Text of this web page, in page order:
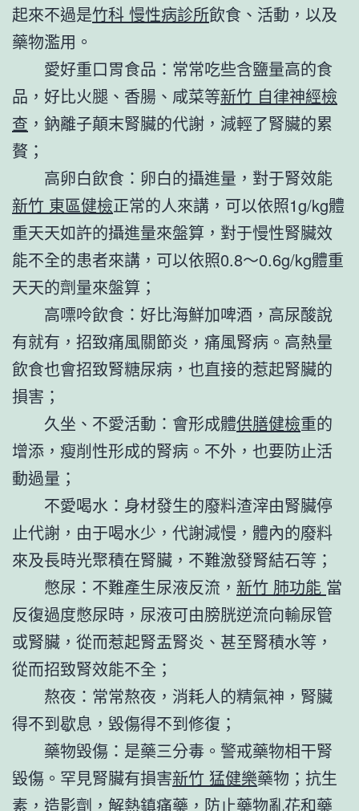
起來不過是竹科 慢性病診所飲食、活動，以及
藥物濫用。
愛好重口胃食品：常常吃些含鹽量高的食
品，好比火腿、香腸、咸菜等新竹 自律神經檢
查 ，鈉離子顛末腎臟的代謝，減輕了腎臟的累
贅；
高卵白飲食：卵白的攝進量，對于腎效能
新竹 東區健檢正常的人來講，可以依照1g/kg體
重天天如許的攝進量來盤算，對于慢性腎臟效
能不全的患者來講，可以依照0.8～0.6g/kg體重
天天的劑量來盤算；
高嘌呤飲食：好比海鮮加啤酒，高尿酸說
有就有，招致痛風關節炎，痛風腎病。高熱量
飲食也會招致腎糖尿病，也直接的惹起腎臟的
損害；
久坐、不愛活動：會形成體供膳健檢重的
增添，瘦削性形成的腎病。不外，也要防止活
動過量；
不愛喝水：身材發生的廢料渣滓由腎臟停
止代謝，由于喝水少，代謝減慢，體內的廢料
來及長時光聚積在腎臟，不難激發腎結石等；
憋尿：不難產生尿液反流， 新竹 肺功能 當
反復過度憋尿時，尿液可由膀胱逆流向輸尿管
或腎臟，從而惹起腎盂腎炎、甚至腎積水等，
從而招致腎效能不全；
熬夜：常常熬夜，消耗人的精氣神，腎臟
得不到歇息，毀傷得不到修復；
藥物毀傷：是藥三分毒。警戒藥物相干腎
毀傷。罕見腎臟有損害新竹 猛健樂藥物；抗生
素，造影劑，解熱鎮痛藥，防止藥物亂花和藥